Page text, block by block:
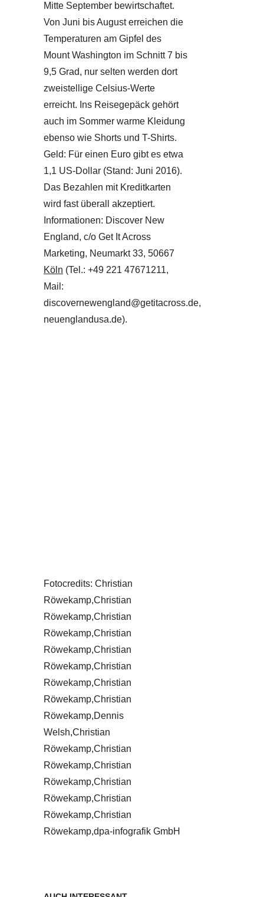
Mitte September bewirtschaftet.
Von Juni bis August erreichen die
Temperaturen am Gipfel des
Mount Washington im Schnitt 7 bis
9,5 Grad, nur selten werden dort
zweistellige Celsius-Werte
erreicht. Ins Reisegepäck gehört
auch im Sommer warme Kleidung
ebenso wie Shorts und T-Shirts.
Geld: Für einen Euro gibt es etwa
1,1 US-Dollar (Stand: Juni 2016).
Das Bezahlen mit Kreditkarten
wird fast überall akzeptiert.
Informationen: Discover New
England, c/o Get It Across
Marketing, Neumarkt 33, 50667
Köln (Tel.: +49 221 47671211,
Mail:
discovernewengland@getitacross.de,
neuenglandusa.de).
Fotocredits: Christian
Röwekamp,Christian
Röwekamp,Christian
Röwekamp,Christian
Röwekamp,Christian
Röwekamp,Christian
Röwekamp,Christian
Röwekamp,Christian
Röwekamp,Dennis
Welsh,Christian
Röwekamp,Christian
Röwekamp,Christian
Röwekamp,Christian
Röwekamp,Christian
Röwekamp,Christian
Röwekamp,dpa-infografik GmbH